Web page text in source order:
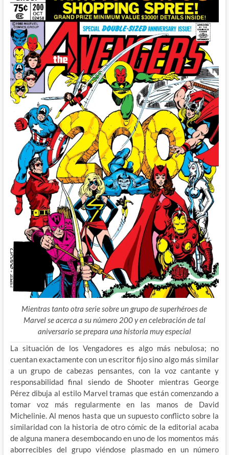
Mientras tanto otra serie sobre un grupo de superhéroes de
Marvel se acerca a su número 200 y en celebración de tal
aniversario se prepara una historia muy especial
La situación de los Vengadores es algo más nebulosa; no
cuentan exactamente con un escritor fijo sino algo más similar
a un grupo de cabezas pensantes, con la voz cantante y
responsabilidad final siendo de Shooter mientras George
Pérez dibuja al estilo Marvel tramas que están comenzando a
tomar voz más regularmente en las manos de David
Michelinie. Al menos hasta que un supuesto conflicto sobre la
similaridad con la historia de otro cómic de la editorial acaba
de alguna manera desembocando en uno de los momentos más
aborrecibles del grupo viéndose plasmado en un número